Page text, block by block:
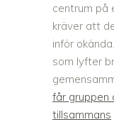
centrum på
kräver att
inför
som lyfter
får gruppen
tillsammans